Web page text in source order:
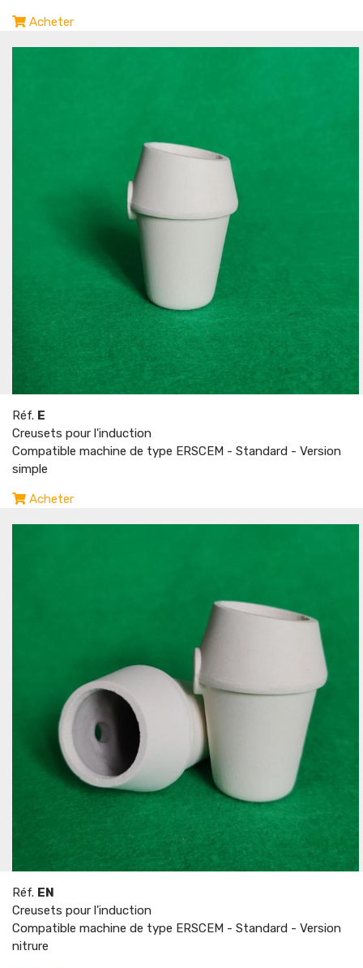
Acheter
Réf. E
Creusets pour l'induction
Compatible machine de type ERSCEM - Standard - Version
simple
Acheter
Réf. EN
Creusets pour l'induction
Compatible machine de type ERSCEM - Standard - Version
nitrure